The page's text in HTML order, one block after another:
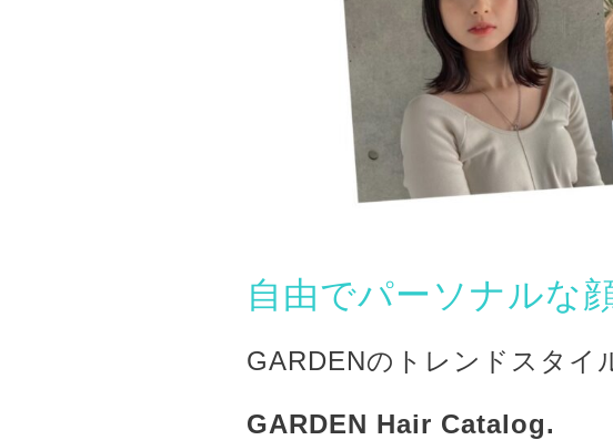
自由でパーソナルな
GARDENのトレンドスタイ
GARDEN Hair Catalog.